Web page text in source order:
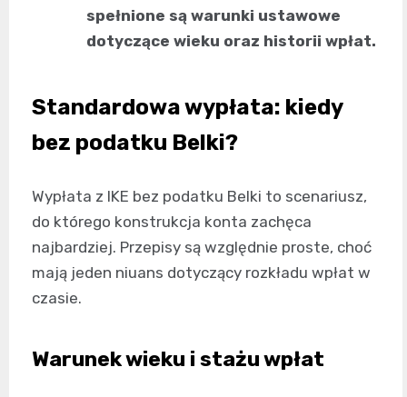
spełnione są warunki ustawowe
dotyczące wieku oraz historii wpłat.
Standardowa wypłata: kiedy
bez podatku Belki?
Wypłata z IKE bez podatku Belki to scenariusz,
do którego konstrukcja konta zachęca
najbardziej. Przepisy są względnie proste, choć
mają jeden niuans dotyczący rozkładu wpłat w
czasie.
Warunek wieku i stażu wpłat